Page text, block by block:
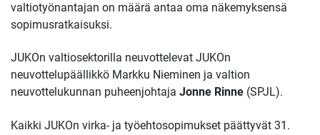
valtiotyönantajan on määrä antaa oma näkemyksensä
sopimusratkaisuksi.
JUKOn valtiosektorilla neuvottelevat JUKOn
neuvottelupäällikkö Markku Nieminen ja valtion
neuvottelukunnan puheenjohtaja Jonne Rinne (SPJL).
Kaikki JUKOn virka- ja työehtosopimukset päättyvät 31.